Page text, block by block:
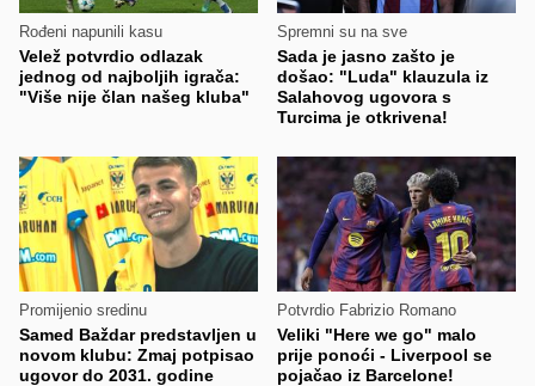
Rođeni napunili kasu
Velež potvrdio odlazak
jednog od najboljih igrača:
"Više nije član našeg kluba"
Spremni su na sve
Sada je jasno zašto je
došao: "Luda" klauzula iz
Salahovog ugovora s
Turcima je otkrivena!
Promijenio sredinu
Samed Baždar predstavljen u
novom klubu: Zmaj potpisao
ugovor do 2031. godine
Potvrdio Fabrizio Romano
Veliki "Here we go" malo
prije ponoći - Liverpool se
pojačao iz Barcelone!